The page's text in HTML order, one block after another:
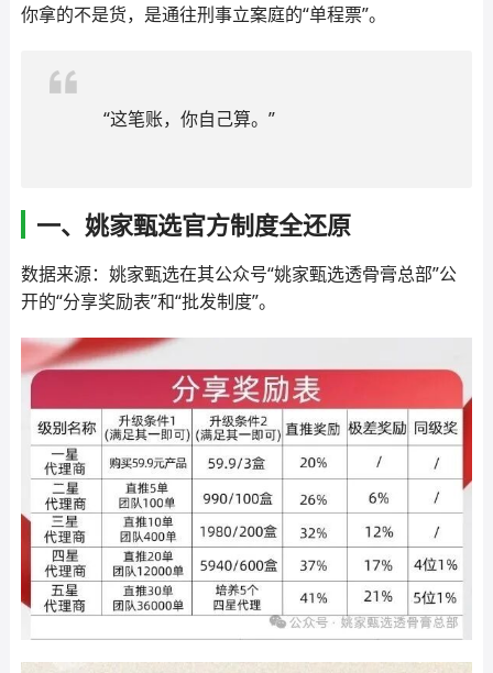
你拿的不是货，是通往刑事立案庭的“单程票”。
“这笔账，你自己算。”
一、姚家甄选官方制度全还原
数据来源：姚家甄选在其公众号“姚家甄选透骨膏总部”公
开的“分享奖励表”和“批发制度”。